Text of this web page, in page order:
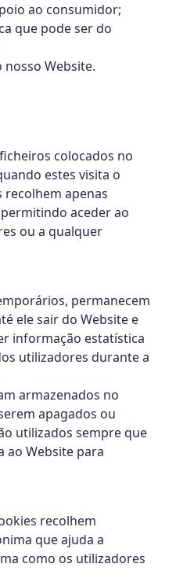
ao consumidor;
que pode ser do
Website.
colocados no
estes visita o
recolhem apenas
aceder ao
ou a qualquer
permanecem
ele sair do Website e
informação estatística
utilizadores durante a
armazenados no
apagados ou
utilizados sempre que
ao Website para
recolhem
que ajuda a
como os utilizadores